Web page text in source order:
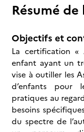
Résumé
Objectifs et
La certification «
enfant ayant un
vise à outiller les
d’enfants pour
pratiques au
besoins
du spectre de